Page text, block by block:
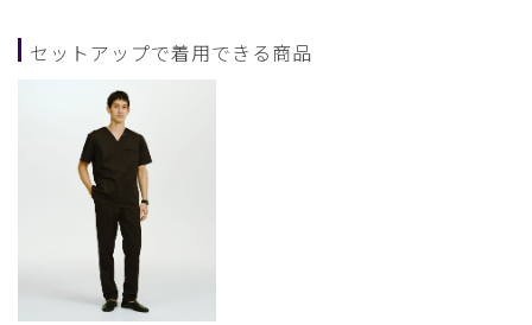
セットアップで着用できる商品